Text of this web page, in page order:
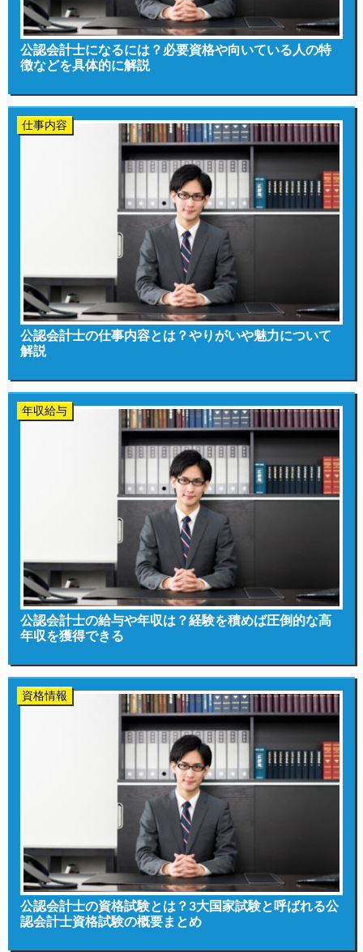
公認会計士になるには？必要資格や向いている人の特
徴などを具体的に解説
仕事内容
公認会計士の仕事内容とは？やりがいや魅力について
解説
年収給与
公認会計士の給与や年収は？経験を積めば圧倒的な高
年収を獲得できる
資格情報
公認会計士の資格試験とは？3大国家試験と呼ばれる公
認会計士資格試験の概要まとめ